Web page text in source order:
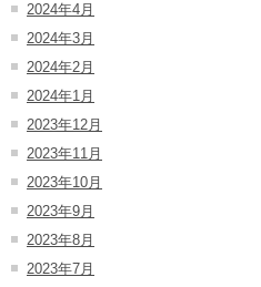
2024年4月
2024年3月
2024年2月
2024年1月
2023年12月
2023年11月
2023年10月
2023年9月
2023年8月
2023年7月